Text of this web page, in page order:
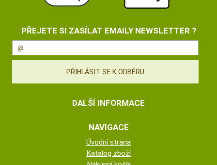
PŘEJETE SI ZASÍLAT EMAILY NEWSLETTER ?
DALŠÍ INFORMACE
NAVIGACE
Úvodní strana
Katalog zboží